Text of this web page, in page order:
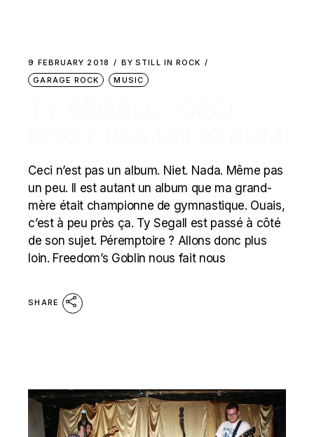
9 FEBRUARY 2018 BY STILL IN ROCK
GARAGE ROCK
MUSIC
Ceci n’est pas un album. Niet. Nada. Même pas
un peu. Il est autant un album que ma grand-
mère était championne de gymnastique. Ouais,
c’est à peu près ça. Ty Segall est passé à côté
de son sujet. Péremptoire ? Allons donc plus
loin. Freedom’s Goblin nous fait nous
SHARE